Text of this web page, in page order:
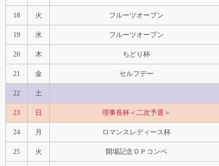
18 火 フルーツオープン
19 水 フルーツオープン
20 木 ちどり杯
21 金 セルフデー
22 土
23 日 理事長杯＜二次予選＞
24 月 ロマンスレディース杯
25 火 開場記念ＯＰコンペ